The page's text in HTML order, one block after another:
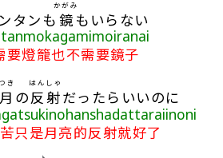
タンも 鏡
かがみ
もいらない
要燈籠也不需要鏡子
月
き
の反射
はんしゃ
だったらいいのに
只是月亮的反射就好了